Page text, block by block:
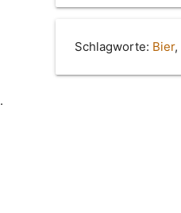
.
Schlagworte: Bier,